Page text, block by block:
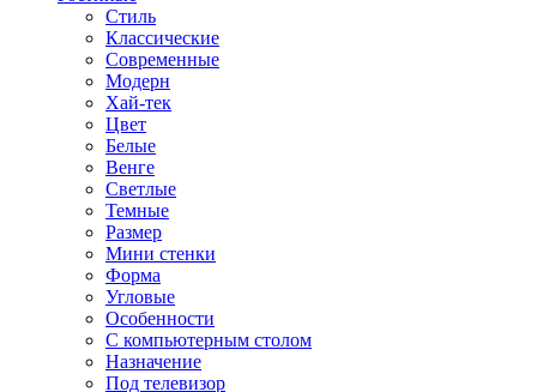
Стиль
Классические
Современные
Модерн
Хай-тек
Цвет
Белые
Венге
Светлые
Темные
Размер
Мини стенки
Форма
Угловые
Особенности
С компьютерным столом
Назначение
Под телевизор